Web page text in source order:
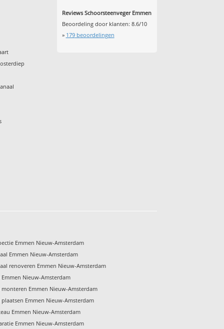
Reviews Schoorsteenveger Emmen
Beoordeling door klanten: 8.6/10
» 179beoordelingen
Emmen Nieuw-Amsterdam
Emmen Nieuw-Amsterdam
renoveren Emmen Nieuw-Amsterdam
Nieuw-Amsterdam
monteren Emmen Nieuw-Amsterdam
Emmen Nieuw-Amsterdam
Emmen Nieuw-Amsterdam
Emmen Nieuw-Amsterdam